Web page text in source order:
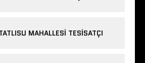
MAHALLESI TESISATÇI